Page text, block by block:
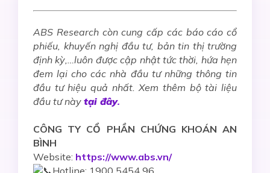
ABS Research còn cung cấp các báo cáo cổ
phiếu, khuyến nghị đầu tư, bản tin thị trường
định kỳ,…luôn được cập nhật tức thời, hứa hẹn
đem lại cho các nhà đầu tư những thông tin
đầu tư hiệu quả nhất. Xem thêm bộ tài liệu
đầu tư này tại đây.
CÔNG TY CỔ PHẦN CHỨNG KHOÁN AN
BÌNH
Website: https://www.abs.vn/
Hotline: 1900 5454 96